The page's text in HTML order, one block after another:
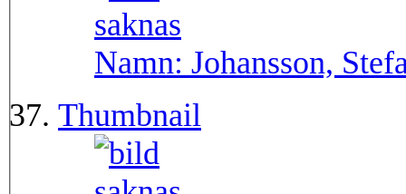
Namn: Johansson,
Thumbnail